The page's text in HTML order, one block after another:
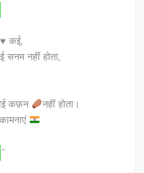
कई,
नहीं होता,
कफ़न
नहीं होता।
”